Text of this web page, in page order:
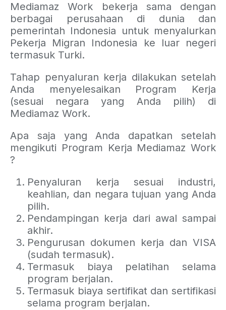
Mediamaz Work bekerja sama dengan
berbagai perusahaan di dunia dan
pemerintah Indonesia untuk menyalurkan
Pekerja Migran Indonesia ke luar negeri
termasuk Turki.
Tahap penyaluran kerja dilakukan setelah
Anda menyelesaikan Program Kerja
(sesuai negara yang Anda pilih) di
Mediamaz Work.
Apa saja yang Anda dapatkan setelah
mengikuti Program Kerja Mediamaz Work
?
Penyaluran kerja sesuai industri,
keahlian, dan negara tujuan yang Anda
pilih.
Pendampingan kerja dari awal sampai
akhir.
Pengurusan dokumen kerja dan VISA
(sudah termasuk).
Termasuk biaya pelatihan selama
program berjalan.
Termasuk biaya sertifikat dan sertifikasi
selama program berjalan.